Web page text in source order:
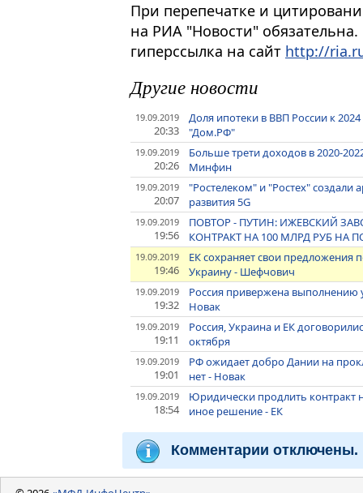
При перепечатке и
на РИА "Новости"
гиперссылка на сайт http://
Другие новости
19.09.2019
20:33
Доля ипотеки в ВВП России к
"Дом.РФ"
19.09.2019
20:26
Больше трети доходов в 2020-
Минфин
19.09.2019
20:07
"Ростелеком" и "Ростех" создали
развития 5G
19.09.2019
19:56
ПОВТОР - ПУТИН: ИЖЕВСКИЙ
КОНТРАКТ НА 100 МЛРД РУБ НА
19.09.2019
19:46
ЕК сохраняет свои предложения
Украину - Шефчович
19.09.2019
19:32
Россия привержена
Новак
19.09.2019
19:11
Россия, Украина и ЕК
октября
19.09.2019
19:01
РФ ожидает добро Дании на
нет - Новак
19.09.2019
18:54
Юридически продлить контракт
иное решение - ЕК
Комментарии отключены.